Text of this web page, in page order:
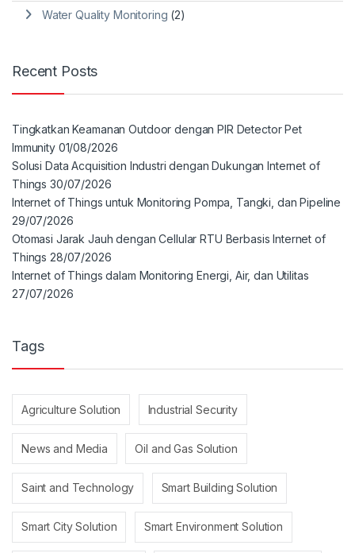
Water Quality Monitoring (2)
Recent Posts
Tingkatkan Keamanan Outdoor dengan PIR Detector Pet
Immunity 01/08/2026
Solusi Data Acquisition Industri dengan Dukungan Internet of
Things 30/07/2026
Internet of Things untuk Monitoring Pompa, Tangki, dan Pipeline
29/07/2026
Otomasi Jarak Jauh dengan Cellular RTU Berbasis Internet of
Things 28/07/2026
Internet of Things dalam Monitoring Energi, Air, dan Utilitas
27/07/2026
Tags
Agriculture Solution Industrial Security
News and Media Oil and Gas Solution
Saint and Technology Smart Building Solution
Smart City Solution Smart Environment Solution